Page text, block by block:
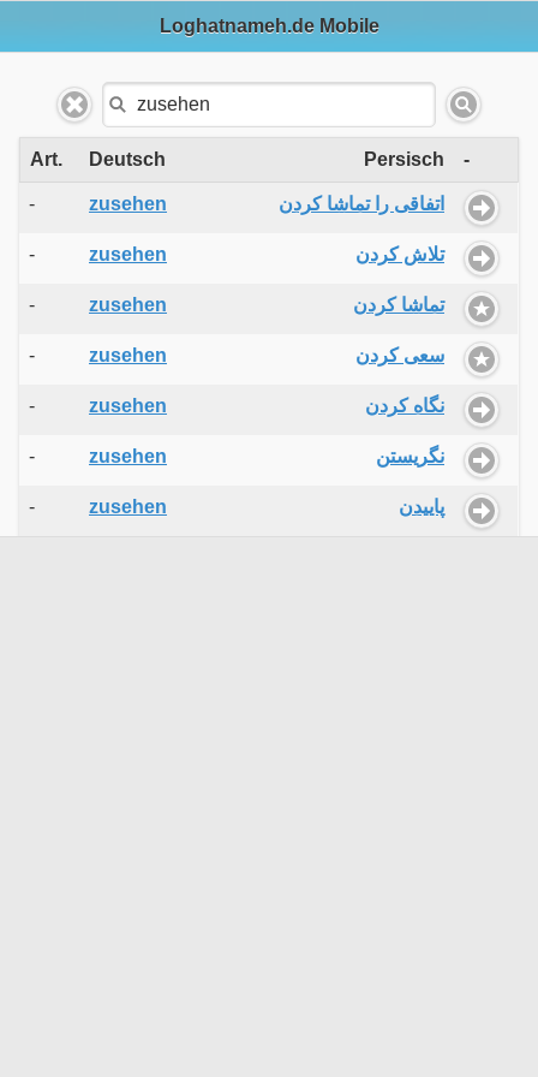
Loghatnameh.de Mobile
Art. Deutsch Persisch -
- zusehen اتفاقی را تماشا کردن
- zusehen تلاش کردن
- zusehen تماشا کردن
- zusehen سعی کردن
- zusehen نگاه کردن
- zusehen نگریستن
- zusehen پاییدن